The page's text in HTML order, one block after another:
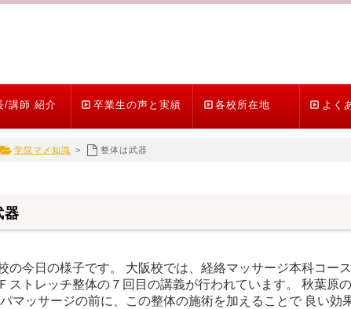
/講師 紹介 卒業生の声と実績 各校所在地 よく
学院マメ知識 > 整体は武器
器
の今日の様子です。 大阪校では、経絡マッサージ本科コー
ストレッチ整体の７回目の講義が行われています。 秋葉原
マッサージの前に、この整体の施術を加えることで 良い効